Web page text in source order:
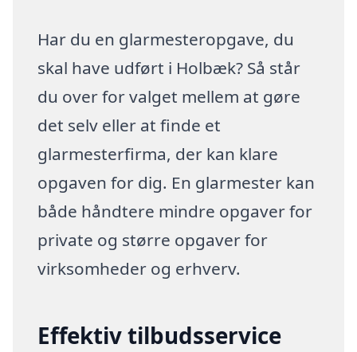
Har du en glarmesteropgave, du
skal have udført i Holbæk? Så står
du over for valget mellem at gøre
det selv eller at finde et
glarmesterfirma, der kan klare
opgaven for dig. En glarmester kan
både håndtere mindre opgaver for
private og større opgaver for
virksomheder og erhverv.
Effektiv tilbudsservice